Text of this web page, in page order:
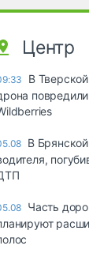
Центр
В
В
Часть